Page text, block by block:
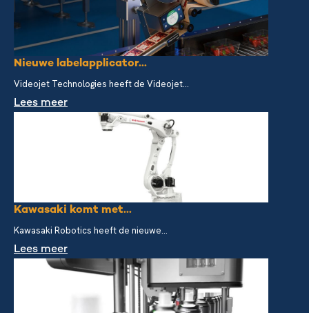
Nieuwe labelapplicator...
Videojet Technologies heeft de Videojet...
Lees meer
Kawasaki komt met...
Kawasaki Robotics heeft de nieuwe...
Lees meer